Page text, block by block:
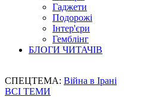
Гаджети
Подорожі
Інтер'єри
Гемблінг
БЛОГИ ЧИТАЧІВ
СПЕЦТЕМА: Війна в Ірані
ВСІ ТЕМИ